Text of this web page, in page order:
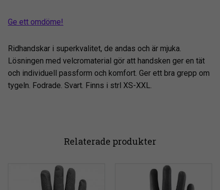
Ge ett omdöme!
Ridhandskar i superkvalitet, de andas och är mjuka.
Lösningen med velcromaterial gör att handsken ger en tät
och individuell passform och komfort. Ger ett bra grepp om
tygeln. Fodrade. Svart. Finns i strl XS-XXL.
Relaterade produkter